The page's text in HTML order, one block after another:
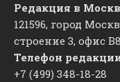
Редакция в
121596, город
строение 3, офис
Телефон
+7 (499) 348-18-28